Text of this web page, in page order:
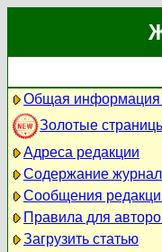
Общая информация
Золотые
Адреса редакции
Содержание
Сообщения
Правила для
Загрузить статью